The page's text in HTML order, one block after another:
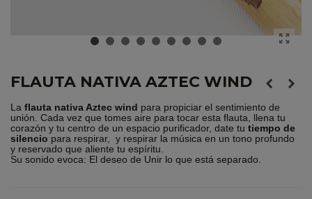
FLAUTA NATIVA AZTEC WIND
La flauta nativa Aztec wind para propiciar el sentimiento de
unión. Cada vez que tomes aire para tocar esta flauta, llena tu
corazón y tu centro de un espacio purificador, date tu tiempo de
silencio para respirar, y respirar la música en un tono profundo
y reservado que aliente tu espíritu.
Su sonido evoca: El deseo de Unir lo que está separado.